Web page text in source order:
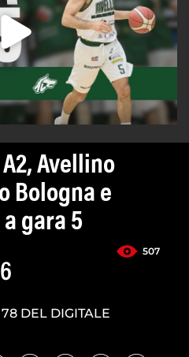
Avellino
Bologna e
gara 5
507
DEL DIGITALE